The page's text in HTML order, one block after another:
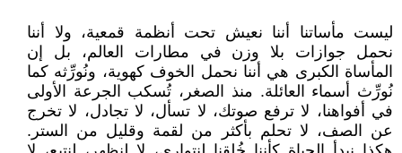
ليست مأساتنا أننا نعيش تحت أنظمة قمعية، ولا أننا
نحمل جوازات بلا وزن في مطارات العالم، بل إن
المأساة الكبرى هي أننا نحمل الخوف كهوية، ونُورِّثه كما
نُورِّث أسماء العائلة. منذ الصغر، تُسكب الجرعة الأولى
في أفواهنا، لا ترفع صوتك، لا تسأل، لا تجادل، لا تخرج
عن الصف، لا تحلم بأكثر من لقمة وقليل من الستر.